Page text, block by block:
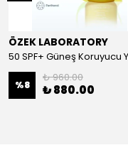
ÖZEK LABORATORY
%8
₺ 960.00
₺ 880.00